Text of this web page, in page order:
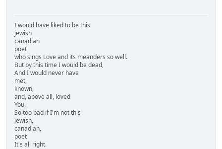
I would have liked to be this
jewish
canadian
poet
who sings Love and its meanders so well.
But by this time I would be dead,
And I would never have
met,
known,
and, above all, loved
You.
So too bad if I'm not this
jewish,
canadian,
poet
It's all right.